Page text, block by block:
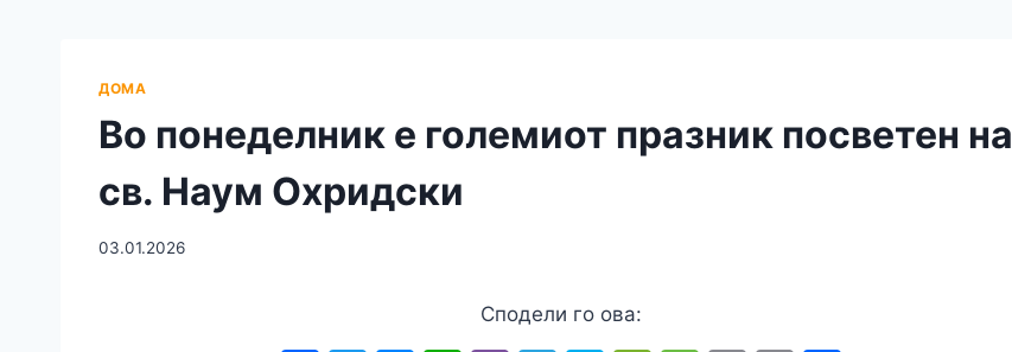
ДОМА
Во понеделник е големиот празник посветен на
св. Наум Охридски
03.01.2026
Сподели го ова: